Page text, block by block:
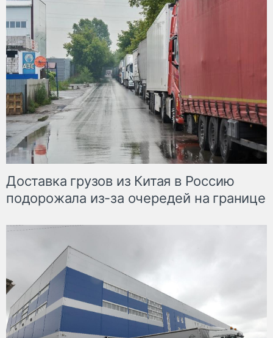
Доставка грузов из Китая в Россию
подорожала из-за очередей на границе